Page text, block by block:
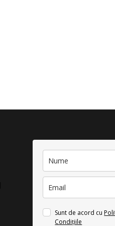
Sunt de acord cu
Condițiile